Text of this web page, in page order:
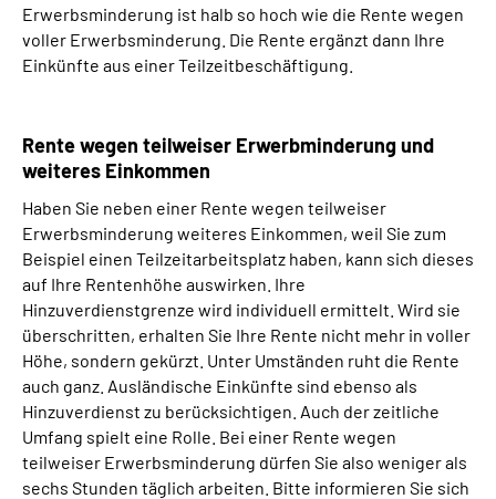
Erwerbsminderung ist halb so hoch wie die Rente wegen
voller Erwerbsminderung. Die Rente ergänzt dann Ihre
Einkünfte aus einer Teilzeitbeschäftigung.
Rente wegen teilweiser Erwerbminderung und
weiteres Einkommen
Haben Sie neben einer Rente wegen teilweiser
Erwerbsminderung weiteres Einkommen, weil Sie zum
Beispiel einen Teilzeitarbeitsplatz haben, kann sich dieses
auf Ihre Rentenhöhe auswirken. Ihre
Hinzuverdienstgrenze wird individuell ermittelt. Wird sie
überschritten, erhalten Sie Ihre Rente nicht mehr in voller
Höhe, sondern gekürzt. Unter Umständen ruht die Rente
auch ganz. Ausländische Einkünfte sind ebenso als
Hinzuverdienst zu berücksichtigen. Auch der zeitliche
Umfang spielt eine Rolle. Bei einer Rente wegen
teilweiser Erwerbsminderung dürfen Sie also weniger als
sechs Stunden täglich arbeiten. Bitte informieren Sie sich